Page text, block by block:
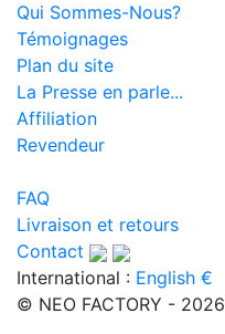
Qui Sommes-Nous?
Témoignages
Plan du site
La Presse en parle...
Affiliation
Revendeur
FAQ
Livraison et retours
Contact
International : English €
© NEO FACTORY - 2026